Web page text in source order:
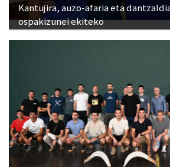
Kantujira, auzo-afaria eta
ospakizunei ekiteko